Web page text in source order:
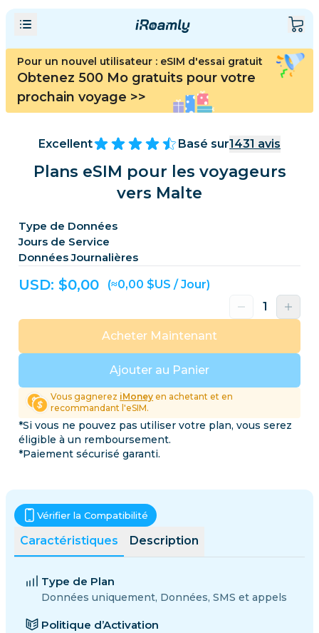
Pour un nouvel utilisateur : eSIM d'essai gratuit
Obtenez 500 Mo gratuits pour votre
prochain voyage >>
Excellent Basé sur1431 avis
Plans eSIM pour les voyageurs
vers Malte
Type de Données
Jours de Service
Données Journalières
USD: $0,00 (≈0,00 $US / Jour)
Ajouter au Panier
Acheter Maintenant
Vous gagnerez iMoney en achetant et en
recommandant l'eSIM.
*Si vous ne pouvez pas utiliser votre plan, vous serez
éligible à un remboursement.
*Paiement sécurisé garanti.
Caractéristiques Description
Vérifier la Compatibilité
Type de Plan
Données uniquement, Données, SMS et appels
Politique d’Activation